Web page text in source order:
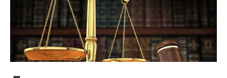
Юбилейным курсом